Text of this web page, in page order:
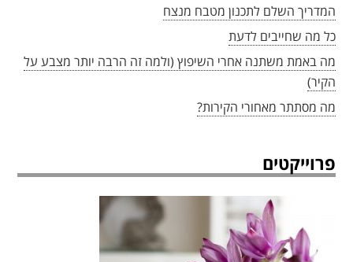
המדריך השלם לתכנון מטבח מנצח
כל מה שחייבים לדעת
מה באמת משתנה אחרי השיפוץ (ולמה זה הרבה יותר מצבע על
הקיר)
מה מסתתר מאחורי הקירות?
פרוייקטים